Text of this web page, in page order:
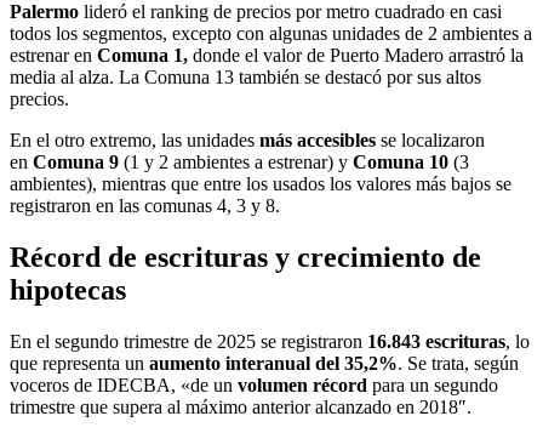
Palermo lideró el ranking de precios por metro cuadrado en casi
todos los segmentos, excepto con algunas unidades de 2 ambientes a
estrenar en Comuna 1, donde el valor de Puerto Madero arrastró la
media al alza. La Comuna 13 también se destacó por sus altos
precios.
En el otro extremo, las unidades más accesibles se localizaron
en Comuna 9 (1 y 2 ambientes a estrenar) y Comuna 10 (3
ambientes), mientras que entre los usados los valores más bajos se
registraron en las comunas 4, 3 y 8.
Récord de escrituras y crecimiento de
hipotecas
En el segundo trimestre de 2025 se registraron 16.843 escrituras, lo
que representa un aumento interanual del 35,2%. Se trata, según
voceros de IDECBA, «de un volumen récord para un segundo
trimestre que supera al máximo anterior alcanzado en 2018″.